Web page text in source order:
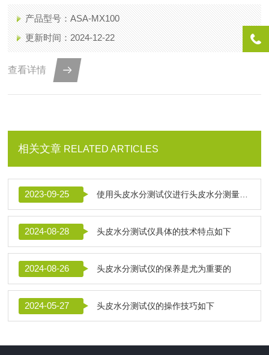
产品型号：ASA-MX100
更新时间：2024-12-22
查看详情
相关文章 RELATED ARTICLES
2023-09-25
2024-08-28 头皮水分测试仪具体的技术特点如下
2024-08-26 头皮水分测试仪的保养是尤为重要的
2024-05-27 头皮水分测试仪的操作技巧如下